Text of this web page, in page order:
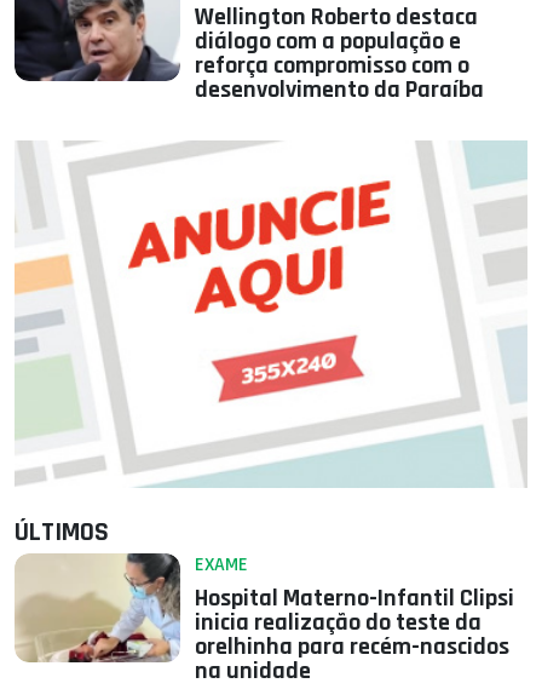
Wellington Roberto destaca
diálogo com a população e
reforça compromisso com o
desenvolvimento da Paraíba
ÚLTIMOS
EXAME
Hospital Materno-Infantil Clipsi
inicia realização do teste da
orelhinha para recém-nascidos
na unidade